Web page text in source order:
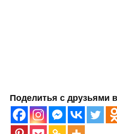
Поделитья с друзьями